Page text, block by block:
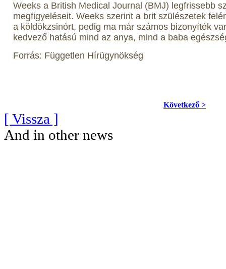
Weeks a British Medical Journal (BMJ) legfrissebb
megfigyeléseit. Weeks szerint a brit szülészetek
a köldökzsinórt, pedig ma már számos bizonyíték
kedvező hatású mind az anya, mind a baba
Forrás: Független Hírügynökség
Következő >
[ Vissza ]
And in other news